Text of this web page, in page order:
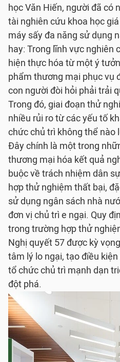
học Văn Hiến, người đã có
tài nghiên cứu khoa học
máy sấy đa năng sử dụng
hay: Trong lĩnh vực nghiên
hiện thực hóa từ một ý
phẩm thương mại phục vụ
con người đòi hỏi phải trải
Trong đó, giai đoạn thử
nhiều rủi ro từ các yếu tố
chức chủ trì không thể nào
Đây chính là một trong
thương mại hóa kết quả
buộc về trách nhiệm dân
hợp thử nghiệm thất bại,
sử dụng ngân sách nhà
đơn vị chủ trì e ngại. Quy
trong trường hợp thử
Nghị quyết 57 được kỳ
tâm lý lo ngại, tạo điều
tổ chức chủ trì mạnh dạn
đột phá.